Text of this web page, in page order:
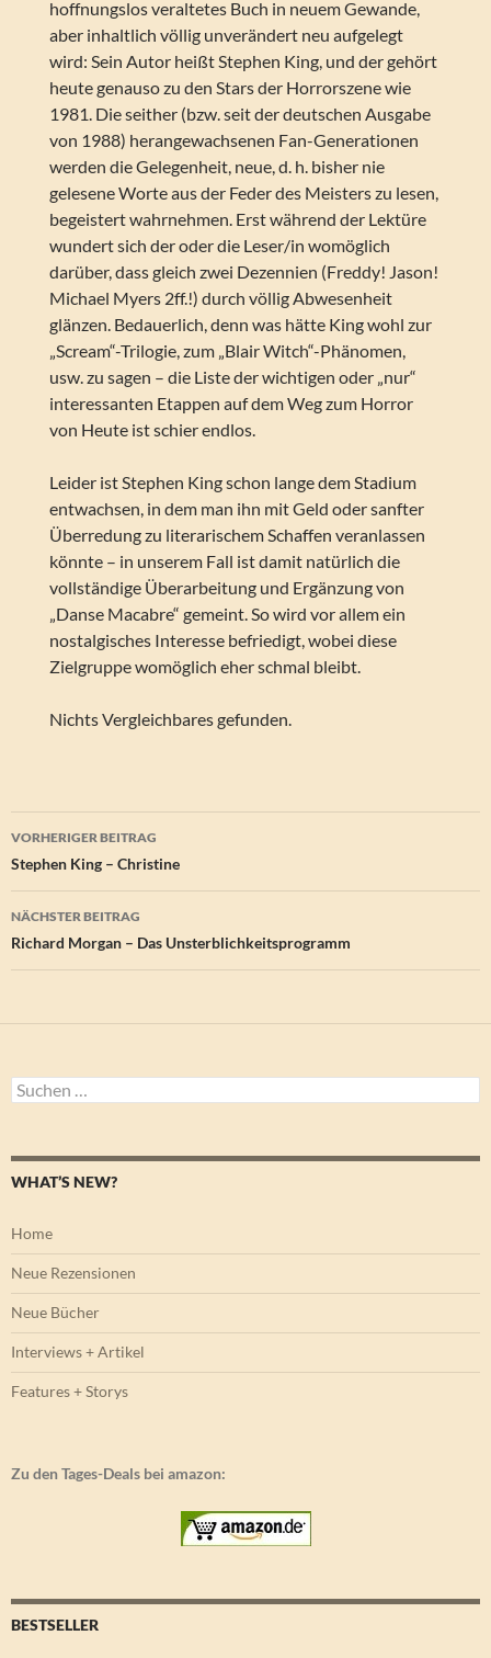
hoffnungslos veraltetes Buch in neuem Gewande,
aber inhaltlich völlig unverändert neu aufgelegt
wird: Sein Autor heißt Stephen King, und der gehört
heute genauso zu den Stars der Horrorszene wie
1981. Die seither (bzw. seit der deutschen Ausgabe
von 1988) herangewachsenen Fan-Generationen
werden die Gelegenheit, neue, d. h. bisher nie
gelesene Worte aus der Feder des Meisters zu lesen,
begeistert wahrnehmen. Erst während der Lektüre
wundert sich der oder die Leser/in womöglich
darüber, dass gleich zwei Dezennien (Freddy! Jason!
Michael Myers 2ff.!) durch völlig Abwesenheit
glänzen. Bedauerlich, denn was hätte King wohl zur
„Scream“-Trilogie, zum „Blair Witch“-Phänomen,
usw. zu sagen – die Liste der wichtigen oder „nur“
interessanten Etappen auf dem Weg zum Horror
von Heute ist schier endlos.
Leider ist Stephen King schon lange dem Stadium
entwachsen, in dem man ihn mit Geld oder sanfter
Überredung zu literarischem Schaffen veranlassen
könnte – in unserem Fall ist damit natürlich die
vollständige Überarbeitung und Ergänzung von
„Danse Macabre“ gemeint. So wird vor allem ein
nostalgisches Interesse befriedigt, wobei diese
Zielgruppe womöglich eher schmal bleibt.
Nichts Vergleichbares gefunden.
Beitragsnavigation
VORHERIGER BEITRAG
Stephen King – Christine
NÄCHSTER BEITRAG
Richard Morgan – Das Unsterblichkeitsprogramm
Suchen
nach:
WHAT’S NEW?
Home
Neue Rezensionen
Neue Bücher
Interviews + Artikel
Features + Storys
Zu den Tages-Deals bei amazon:
BESTSELLER